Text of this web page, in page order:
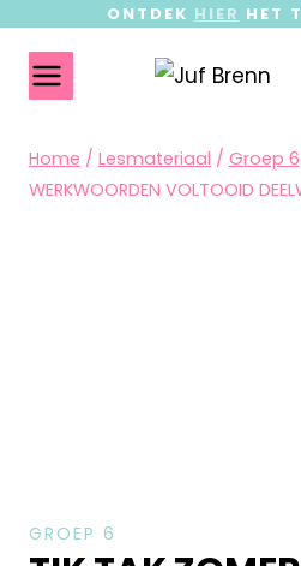
ONTDEK HIER HET
Home / Lesmateriaal / Groep 6
WERKWOORDEN VOLTOOID
GROEP 6